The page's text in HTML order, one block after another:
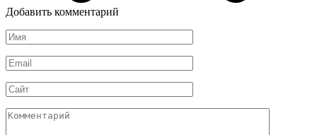
Добавить комментарий
Имя
*
Email
*
Сайт
Комментарий